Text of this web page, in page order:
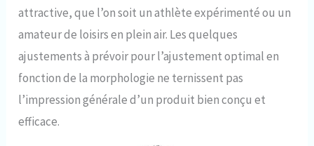
attractive, que l’on soit un athlète expérimenté ou un
amateur de loisirs en plein air. Les quelques
ajustements à prévoir pour l’ajustement optimal en
fonction de la morphologie ne ternissent pas
l’impression générale d’un produit bien conçu et
efficace.